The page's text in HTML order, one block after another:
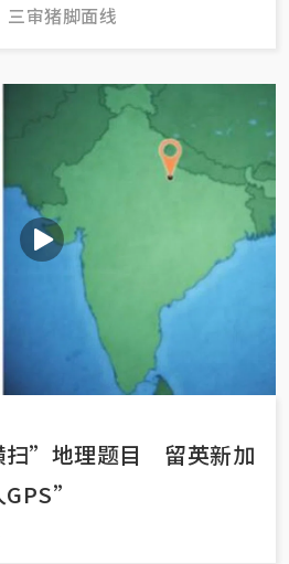
三审猪脚面线
扫”地理题目 留英新加